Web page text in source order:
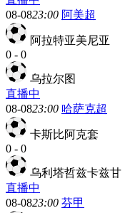
08-0823:00 阿美超
阿拉特亚美尼亚
0 - 0
乌拉尔图
直播中
08-0823:00 哈萨克超
卡斯比阿克套
0 - 0
乌利塔哲兹卡兹甘
直播中
08-0823:00 芬甲